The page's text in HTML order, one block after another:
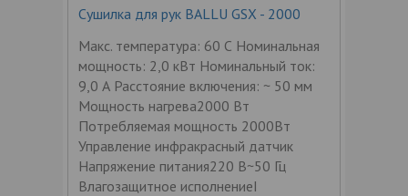
Сушилка для рук BALLU GSX - 2000
Макс. температура: 60 С Номинальная
мощность: 2,0 кВт Номинальный ток:
9,0 А Расстояние включения: ~ 50 мм
Мощность нагрева2000 Вт
Потребляемая мощность 2000Вт
Управление инфракрасный датчик
Напряжение питания220 В~50 Гц
Влагозащитное исполнениеI